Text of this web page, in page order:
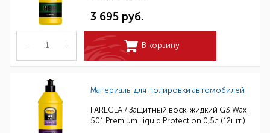
3 695 руб.
– + В корзину
Материалы для полировки автомобилей
FARECLA / Защитный воск, жидкий G3 Wax
501 Premium Liquid Protection 0,5л (12шт.)